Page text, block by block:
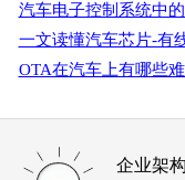
汽车电子控制系统中
一文读懂汽车芯片-有
OTA在汽车上有哪些